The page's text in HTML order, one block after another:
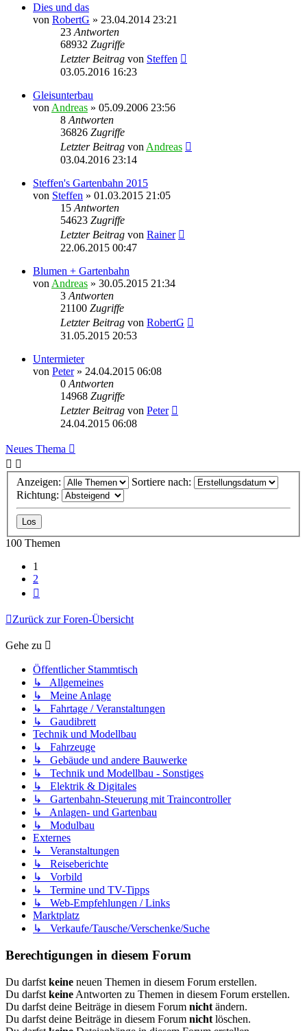
Dies und das
von RobertG » 23.04.2014 23:21
23 Antworten
68932 Zugriffe
Letzter Beitrag von Steffen
03.05.2016 16:23
Gleisunterbau
von Andreas » 05.09.2006 23:56
8 Antworten
36826 Zugriffe
Letzter Beitrag von Andreas
03.04.2016 23:14
Steffen's Gartenbahn 2015
von Steffen » 01.03.2015 21:05
15 Antworten
54623 Zugriffe
Letzter Beitrag von Rainer
22.06.2015 00:47
Blumen + Gartenbahn
von Andreas » 30.05.2015 21:34
3 Antworten
21100 Zugriffe
Letzter Beitrag von RobertG
31.05.2015 20:53
Untermieter
von Peter» 24.04.2015 06:08
0 Antworten
14968 Zugriffe
Letzter Beitrag von Peter
24.04.2015 06:08
Neues Thema
Anzeigen:
Sortiere nach:
Richtung:
100 Themen
1
2
Zurück zur Foren-Übersicht
Gehe zu
Öffentlicher Stammtisch
↳ Allgemeines
↳ Meine Anlage
↳ Fahrtage / Veranstaltungen
↳ Gaudibrett
Technik und Modellbau
↳ Fahrzeuge
↳ Gebäude und andere Bauwerke
↳ Technik und Modellbau - Sonstiges
↳ Elektrik & Digitales
↳ Gartenbahn-Steuerung mit Traincontroller
↳ Anlagen- und Gartenbau
↳ Modulbau
Externes
↳ Veranstaltungen
↳ Reiseberichte
↳ Vorbild
↳ Termine und TV-Tipps
↳ Web-Empfehlungen / Links
Marktplatz
↳ Verkaufe/Tausche/Verschenke/Suche
Berechtigungen in diesem Forum
Du darfst keine neuen Themen in diesem Forum erstellen.
Du darfst keine Antworten zu Themen in diesem Forum erstellen.
Du darfst deine Beiträge in diesem Forum nicht ändern.
Du darfst deine Beiträge in diesem Forum nicht löschen.